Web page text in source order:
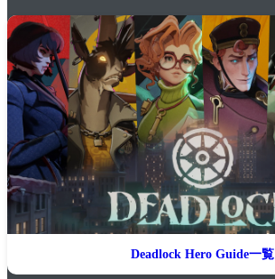
Deadlock Hero Guide一覧